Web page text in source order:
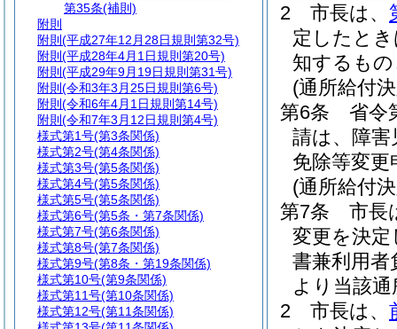
2
市長は、
定したと
知するも
(通所給付
第6条
省令
請は、障害
免除等変更
(通所給付
第7条
市長
変更を決定
書兼利用者
より当該
2
市長は、
第35条(補則)
附則
附則 (平成27年12月28日規則第32号)
附則 (平成28年4月1日規則第20号)
附則 (平成29年9月19日規則第31号)
附則 (令和3年3月25日規則第6号)
附則 (令和6年4月1日規則第14号)
附則 (令和7年3月12日規則第4号)
様式第1号(第3条関係)
様式第2号(第4条関係)
様式第3号(第5条関係)
様式第4号(第5条関係)
様式第5号(第5条関係)
様式第6号(第5条・第7条関係)
様式第7号(第6条関係)
様式第8号(第7条関係)
様式第9号(第8条・第19条関係)
様式第10号(第9条関係)
様式第11号(第10条関係)
様式第12号(第11条関係)